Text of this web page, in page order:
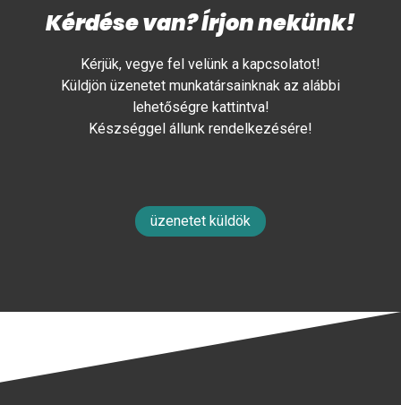
Kérdése van? Írjon nekünk!
Kérjük, vegye fel velünk a kapcsolatot!
Küldjön üzenetet munkatársainknak az alábbi
lehetőségre kattintva!
Készséggel állunk rendelkezésére!
üzenetet küldök